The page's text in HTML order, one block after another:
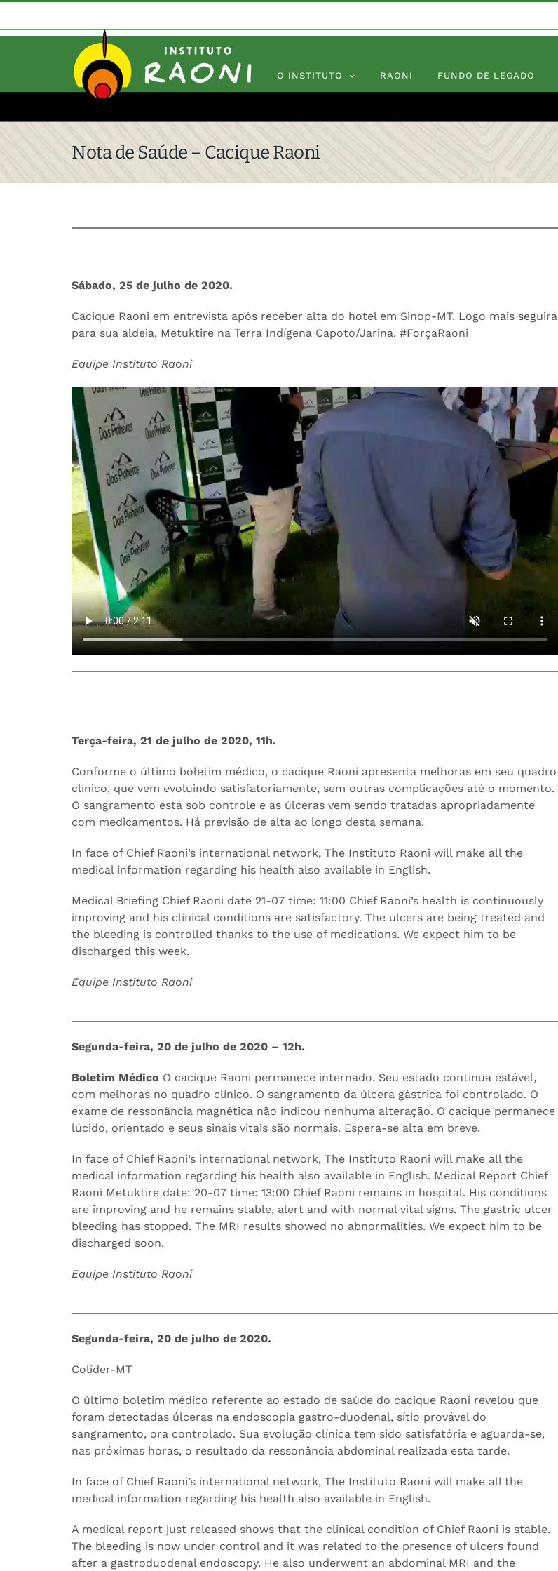
o
O INSTITUTO RAONI FUNDO DE LEGADO
Nota de Saúde – Cacique Raoni
Sábado, 25 de julho de 2020.
Cacique Raoni‬ em entrevista após receber alta do hotel em Sinop-MT. Logo mais seguirá
para sua aldeia, Metuktire na Terra Indígena Capoto/Jarina. #ForçaRaoni
Equipe Instituto Raoni
Terça-feira, 21 de julho de 2020, 11h.
Conforme o último boletim médico, o cacique Raoni apresenta melhoras em seu quadro
clínico, que vem evoluindo satisfatoriamente, sem outras complicações até o momento.
O sangramento está sob controle e as úlceras vem sendo tratadas apropriadamente
com medicamentos. Há previsão de alta ao longo desta semana.
In face of Chief Raoni’s international network, The Instituto Raoni will make all the
medical information regarding his health also available in English.
Medical Briefing Chief Raoni date 21-07 time: 11:00 Chief Raoni’s health is continuously
improving and his clinical conditions are satisfactory. The ulcers are being treated and
the bleeding is controlled thanks to the use of medications. We expect him to be
discharged this week.
Equipe Instituto Raoni
Segunda-feira, 20 de julho de 2020 – 12h.
Boletim Médico O cacique Raoni permanece internado. Seu estado continua estável,
com melhoras no quadro clínico. O sangramento da úlcera gástrica foi controlado. O
exame de ressonância magnética não indicou nenhuma alteração. O cacique permanece
lúcido, orientado e seus sinais vitais são normais. Espera-se alta em breve.
In face of Chief Raoni’s international network, The Instituto Raoni will make all the
medical information regarding his health also available in English. Medical Report Chief
Raoni Metuktire date: 20-07 time: 13:00 Chief Raoni remains in hospital. His conditions
are improving and he remains stable, alert and with normal vital signs. The gastric ulcer
bleeding has stopped. The MRI results showed no abnormalities. We expect him to be
discharged soon.
Equipe Instituto Raoni
Segunda-feira, 20 de julho de 2020.
Colíder-MT
O último boletim médico referente ao estado de saúde do cacique Raoni revelou que
foram detectadas úlceras na endoscopia gastro-duodenal, sítio provável do
sangramento, ora controlado. Sua evolução clínica tem sido satisfatória e aguarda-se,
nas próximas horas, o resultado da ressonância abdominal realizada esta tarde.
In face of Chief Raoni’s international network, The Instituto Raoni will make all the
medical information regarding his health also available in English.
A medical report just released shows that the clinical condition of Chief Raoni is stable.
The bleeding is now under control and it was related to the presence of ulcers found
after a gastroduodenal endoscopy. He also underwent an abdominal MRI and the